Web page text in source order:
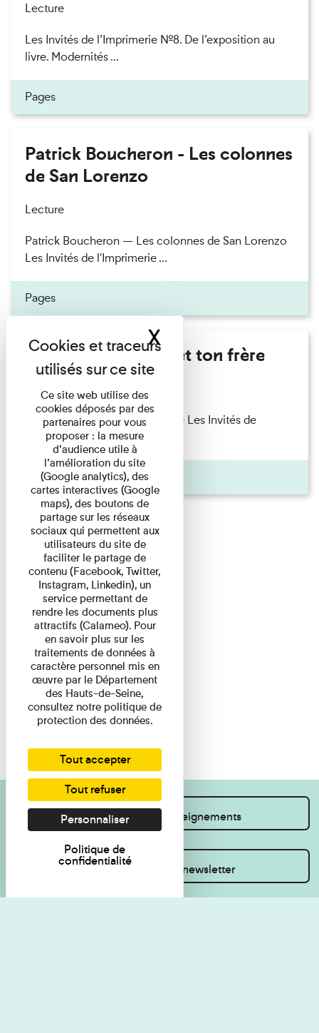
Lecture
Les Invités de l’Imprimerie n°8. De l’exposition au
livre. Modernités ...
Pages
Patrick Boucheron - Les colonnes
de San Lorenzo
Lecture
Patrick Boucheron — Les colonnes de San Lorenzo
Les Invités de l'Imprimerie ...
Pages
Marie Cosnay - Toi et ton frère
Lecture
Marie Cosnay — Toi et ton frère Les Invités de
l'Imprimerie n°10 À ...
Pages
Je souhaite des renseignements
Inscrivez-vous à la newsletter
Ce site web utilise des
cookies déposés par des
partenaires pour vous
proposer : la mesure
d’audience utile à
l’amélioration du site
(Google analytics), des
cartes interactives (Google
maps), des boutons de
partage sur les réseaux
sociaux qui permettent aux
utilisateurs du site de
faciliter le partage de
contenu (Facebook, Twitter,
Instagram, Linkedin), un
service permettant de
rendre les documents plus
attractifs (Calameo). Pour
en savoir plus sur les
traitements de données à
caractère personnel mis en
œuvre par le Département
des Hauts-de-Seine,
consultez notre politique de
protection des données.
Tout accepter
Tout refuser
Personnaliser
Politique de
confidentialité
XMasquer le